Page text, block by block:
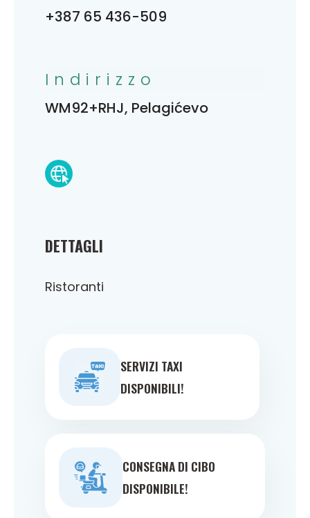
DETTAGLI
Ristoranti
SERVIZI TAXI
DISPONIBILI!
CONSEGNA DI CIBO
DISPONIBILE!
+387 65 436-509
Indirizzo
WM92+RHJ, Pelagićevo